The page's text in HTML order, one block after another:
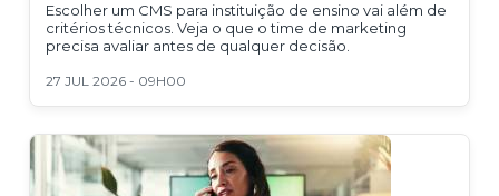
Escolher um CMS para instituição de ensino vai além de
critérios técnicos. Veja o que o time de marketing
precisa avaliar antes de qualquer decisão.
27 JUL 2026 - 09H00